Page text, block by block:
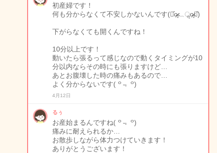
初産婦です！
何も分からなくて不安しかないんです(๑᷄ọ̶̶̷̷̷̥﹏ॢọ̶̶̷̷̥๑᷅)
下がらなくても開くんですね！
10分以上です！
動いたら張るって感じなので動くタイミングが10
分以内ならその時にも張りますけど…
あとお腹壊した時の痛みもあるので…
よく分からないです( ꒪﹃ ꒪)
4月12日
るぅ
お産始まるんですね( ꒪﹃ ꒪)
痛みに耐えられるか…
お散歩しながら体力つけていきます！
ありがとうございます！